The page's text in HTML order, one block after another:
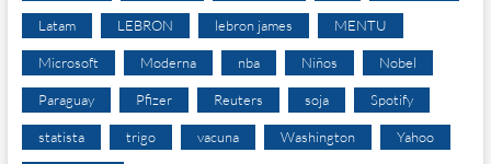
Latam LEBRON lebron james MENTU
Microsoft Moderna nba Niños Nobel
Paraguay Pfizer Reuters soja Spotify
statista trigo vacuna Washington Yahoo